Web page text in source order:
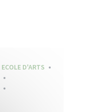
ECOLE D'ARTS